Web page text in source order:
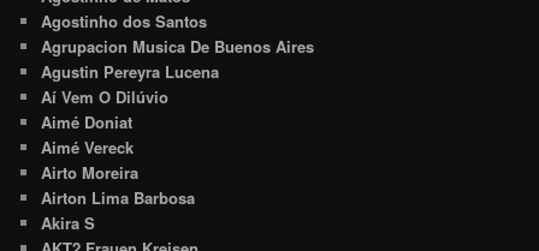
Agostinho dos Santos
Agrupacion Musica De Buenos Aires
Agustin Pereyra Lucena
Aí Vem O Dilúvio
Aimé Doniat
Aimé Vereck
Airto Moreira
Airton Lima Barbosa
Akira S